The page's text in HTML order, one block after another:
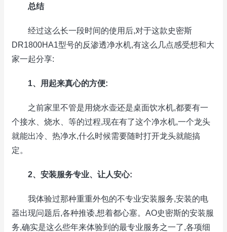
总结
经过这么长一段时间的使用后,对于这款史密斯
DR1800HA1型号的反渗透净水机,有这么几点感受想和大
家一起分享:
1、用起来真心的方便:
之前家里不管是用烧水壶还是桌面饮水机,都要有一
个接水、烧水、等的过程,现在有了这个净水机,一个龙头
就能出冷、热净水,什么时候需要随时打开龙头就能搞
定。
2、安装服务专业、让人安心:
我体验过那种重重外包的不专业安装服务,安装的电
器出现问题后,各种推诿,想着都心塞。AO史密斯的安装服
务,确实是这么些年来体验到的最专业服务之一了,各项细